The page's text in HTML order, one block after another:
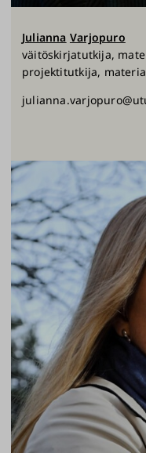
Julianna Varjopuro
väitöskirjatutkija,
projektitutkija,